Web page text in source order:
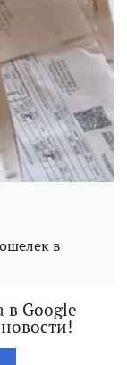
в
в Google